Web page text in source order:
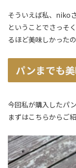
そういえば私、niko
ということでさっそ
るほど美味しかった
パンまでも
今回私が購入したパ
まずはこちらからご